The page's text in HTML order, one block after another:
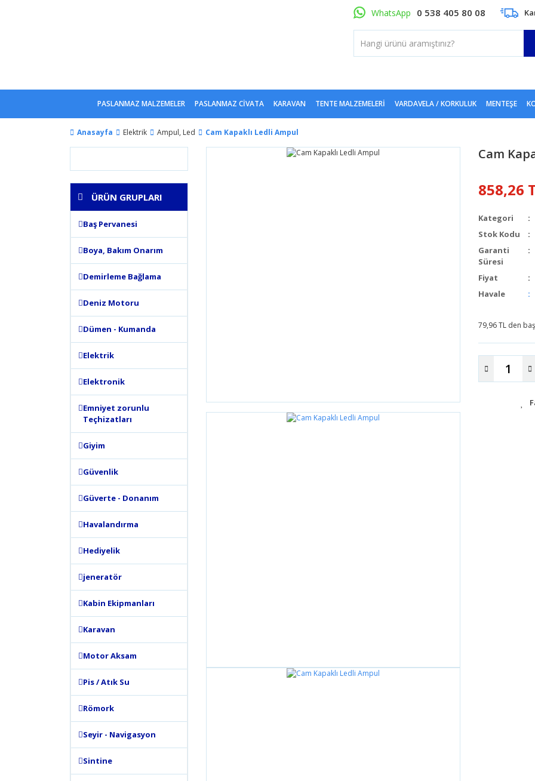
WhatsApp 0 538 405 80 08
PASLANMAZ MALZEMELER PASLANMAZ CİVATA KARAVAN TENTE MALZEMELERI VARDAVELA / KORKULUK MENTEŞE
Anasayfa Elektrik Ampul, Led Cam Kapaklı Ledli Ampul
ÜRÜN GRUPLARI
Baş Pervanesi
Boya, Bakım Onarım
Demirleme Bağlama
Deniz Motoru
Dümen - Kumanda
Elektrik
Elektronik
Emniyet zorunlu
Teçhizatları
Giyim
Güvenlik
Güverte - Donanım
Havalandırma
Hediyelik
jeneratör
Kabin Ekipmanları
Karavan
Motor Aksam
Pis / Atık Su
Römork
Seyir - Navigasyon
Sintine
Cam
858,26
Kategori
Stok Kodu
Garanti
Süresi
Fiyat
Havale
79,96 TL den